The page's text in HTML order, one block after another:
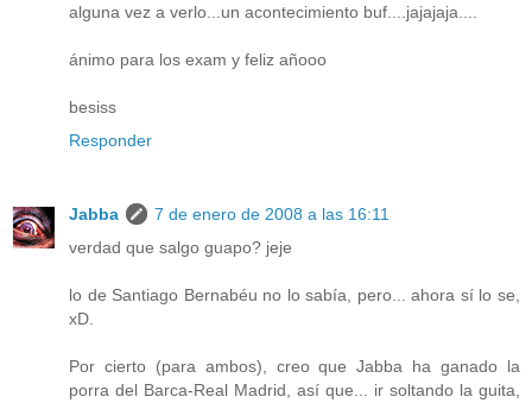
alguna vez a verlo...un acontecimiento buf....jajajaja....
ánimo para los exam y feliz añooo
besiss
Responder
Jabba
7 de enero de 2008 a las 16:11
verdad que salgo guapo? jeje
lo de Santiago Bernabéu no lo sabía, pero... ahora sí lo se,
xD.
Por cierto (para ambos), creo que Jabba ha ganado la
porra del Barca-Real Madrid, así que... ir soltando la guita,